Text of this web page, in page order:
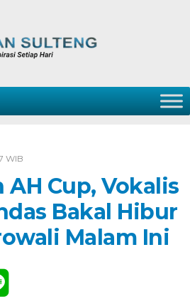
WIB
Cup, Vokalis
Bakal Hibur
Malam Ini